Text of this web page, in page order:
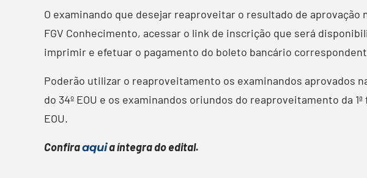
O examinando que desejar reaproveitar o resultado de
FGV Conhecimento, acessar o link de inscrição que será
imprimir e efetuar o pagamento do boleto bancário
Poderão utilizar o reaproveitamento os examinandos aprovados
do 34º EOU e os examinandos oriundos do reaproveitamento da
EOU.
Confiraaquia íntegra do edital.